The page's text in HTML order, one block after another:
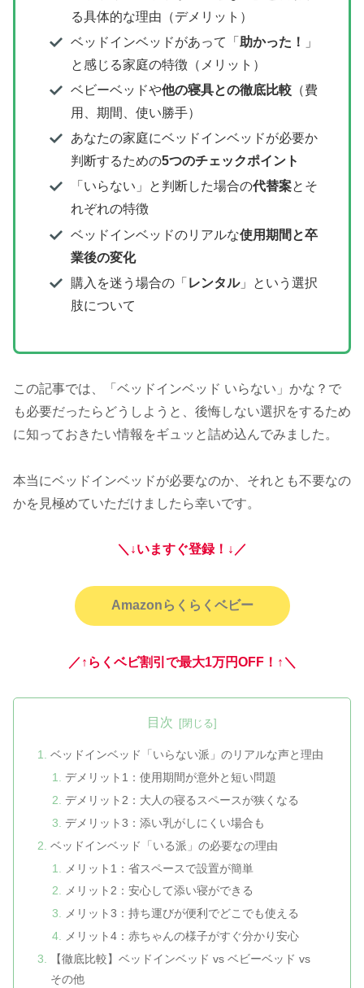
る具体的な理由（デメリット）
ベッドインベッドがあって「 助かった！
」
と感じる家庭の特徴（メリット）
ベビーベッドや他の寝具との徹底比較（費
用、期間、使い勝手）
あなたの家庭にベッドインベッドが必要か
判断するための5つのチェックポイント
「いらない」と判断した場合の代替案とそ
れぞれの特徴
ベッドインベッドのリアルな使用期間と卒
業後の変化
購入を迷う場合の「 レンタル」という選択
肢について
この記事では、「ベッドインベッド いらない」かな？で
も必要だったらどうしようと、後悔しない選択をするため
に知っておきたい情報をギュッと詰め込んでみました。
本当にベッドインベッドが必要なのか、それとも不要なの
かを見極めていただけましたら幸いです。
＼↓いますぐ登録！↓／
Amazonらくらくベビー
／↑らくベビ割引で最大1万円OFF！↑＼
目次
ベッドインベッド「いらない派」のリアルな声と理由
デメリット1：使用期間が意外と短い問題
デメリット2：大人の寝るスペースが狭くなる
デメリット3：添い乳がしにくい場合も
ベッドインベッド「いる派」の必要なの理由
メリット1：省スペースで設置が簡単
メリット2：安心して添い寝ができる
メリット3：持ち運びが便利でどこでも使える
メリット4：赤ちゃんの様子がすぐ分かり安心
【徹底比較】ベッドインベッド vs ベビーベッド vs
その他